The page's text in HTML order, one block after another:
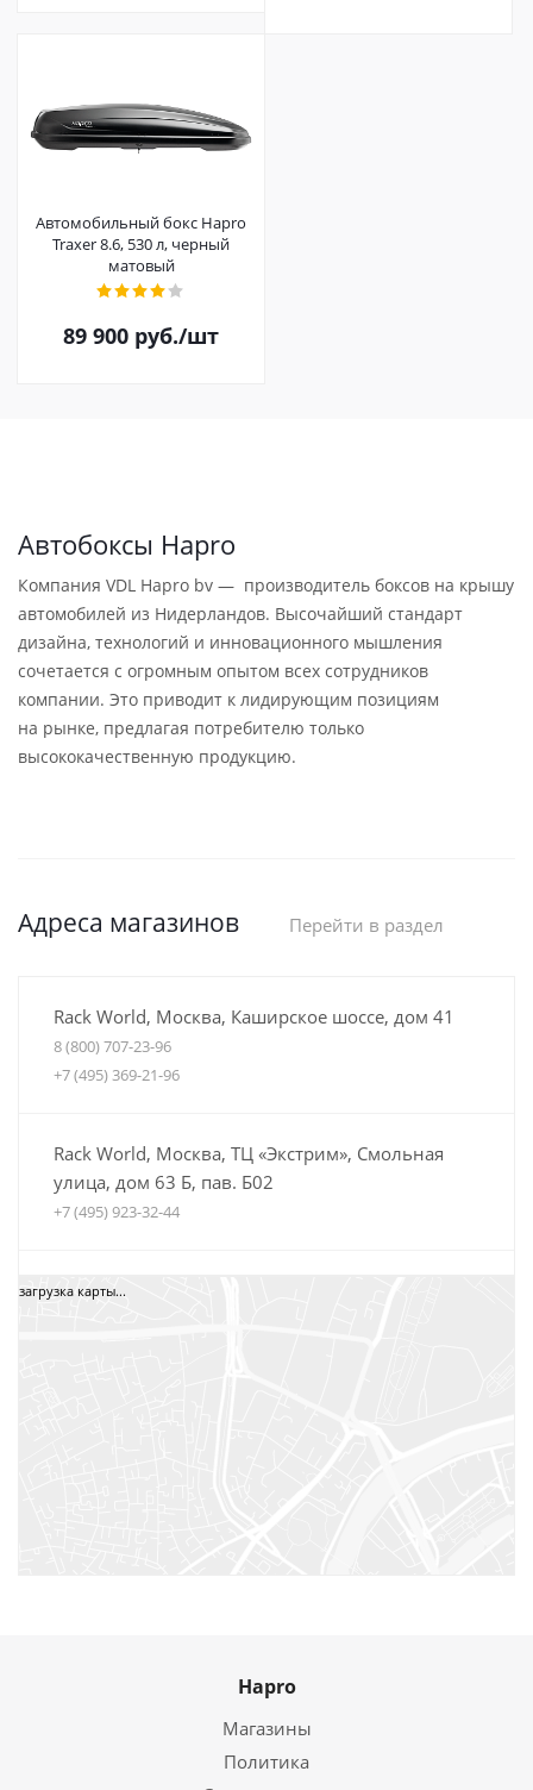
Автомобильный бокс Hapro
Traxer 8.6, 530 л, черный
матовый
89 900 руб./шт
Автобоксы Hapro
Компания VDL Hapro bv — производитель боксов на крышу
автомобилей из Нидерландов. Высочайший стандарт
дизайна, технологий и инновационного мышления
сочетается с огромным опытом всех сотрудников
компании. Это приводит к лидирующим позициям
на рынке, предлагая потребителю только
высококачественную продукцию.
Адреса магазинов Перейти в раздел
Rack World, Москва, Каширское шоссе, дом 41
8 (800) 707-23-96
+7 (495) 369-21-96
Rack World, Москва, ТЦ «Экстрим», Смольная
улица, дом 63 Б, пав. Б02
+7 (495) 923-32-44
Автобагажники Boxteam.ru, ТЦ СпортЕХ, Москва,
загрузка карты...
Hapro
Магазины
Политика